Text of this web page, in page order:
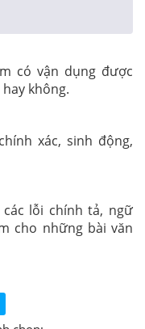
có vận dụng được
không.
xác, sinh động,
lỗi chính tả, ngữ
cho những bài văn